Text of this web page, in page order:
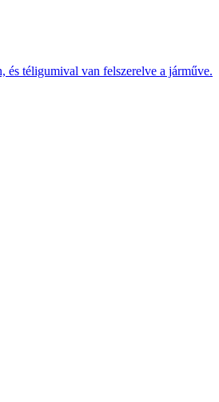
téligumival van felszerelve a járműve.